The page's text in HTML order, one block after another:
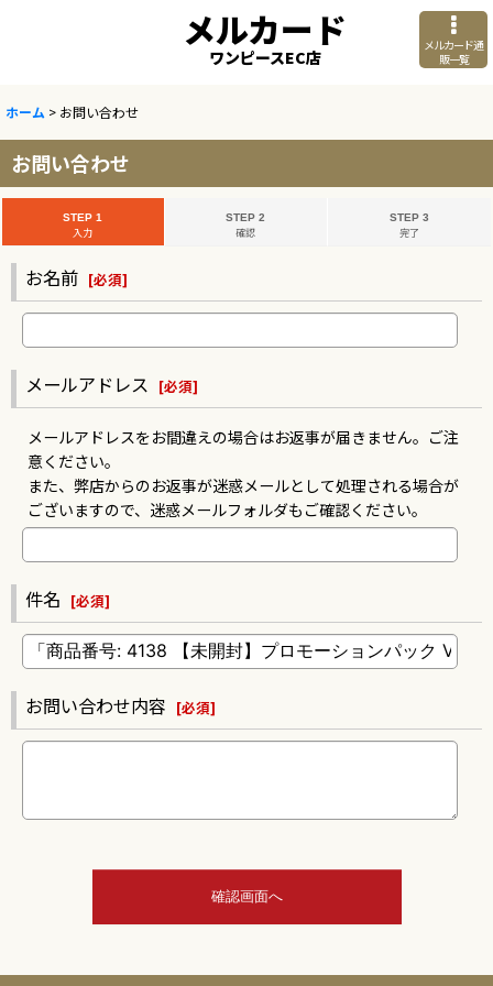
メルカード
ワンピースEC店
メルカード通
販一覧
ホーム > お問い合わせ
お問い合わせ
STEP 1
入力
STEP 2
確認
STEP 3
完了
お名前 [必須]
メールアドレス [必須]
メールアドレスをお間違えの場合はお返事が届きません。ご注
意ください。
また、弊店からのお返事が迷惑メールとして処理される場合が
ございますので、迷惑メールフォルダもご確認ください。
件名 [必須]
お問い合わせ内容 [必須]
確認画面へ